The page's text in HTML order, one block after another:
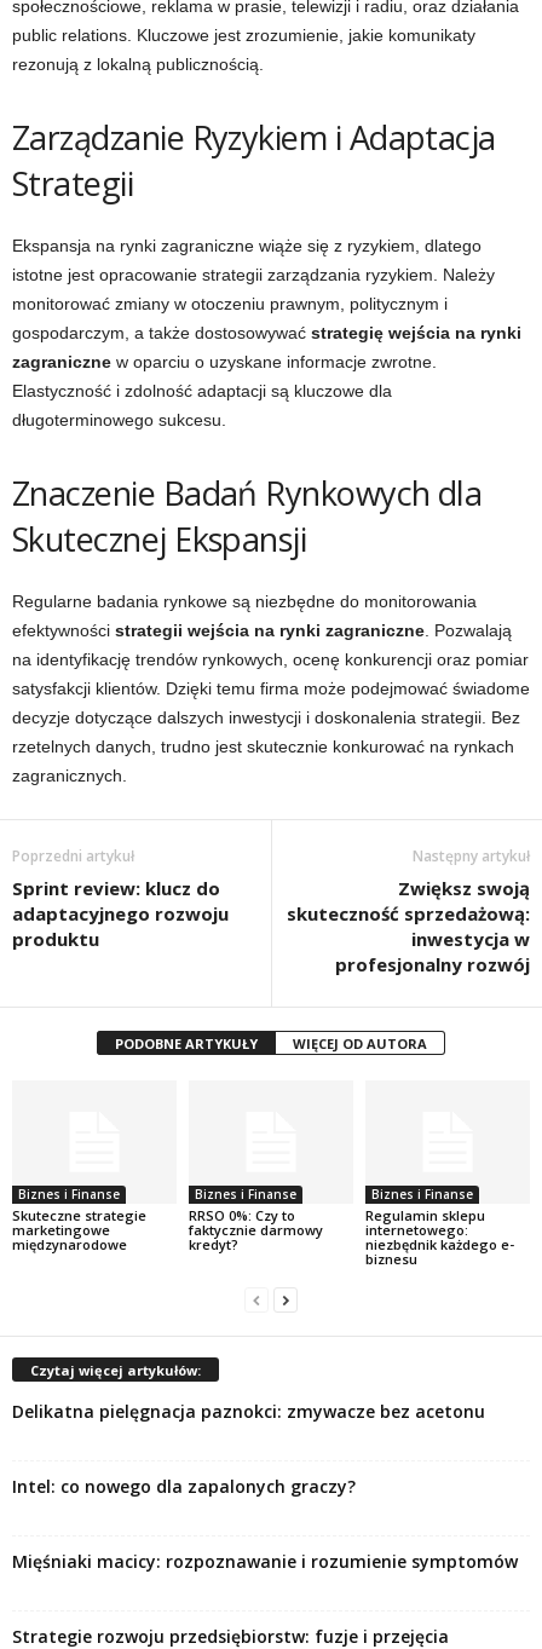
społecznościowe, reklama w prasie, telewizji i radiu, oraz działania
public relations. Kluczowe jest zrozumienie, jakie komunikaty
rezonują z lokalną publicznością.
Zarządzanie Ryzykiem i Adaptacja
Strategii
Ekspansja na rynki zagraniczne wiąże się z ryzykiem, dlatego
istotne jest opracowanie strategii zarządzania ryzykiem. Należy
monitorować zmiany w otoczeniu prawnym, politycznym i
gospodarczym, a także dostosowywać strategię wejścia na rynki
zagraniczne w oparciu o uzyskane informacje zwrotne.
Elastyczność i zdolność adaptacji są kluczowe dla
długoterminowego sukcesu.
Znaczenie Badań Rynkowych dla
Skutecznej Ekspansji
Regularne badania rynkowe są niezbędne do monitorowania
efektywności strategii wejścia na rynki zagraniczne . Pozwalają
na identyfikację trendów rynkowych, ocenę konkurencji oraz pomiar
satysfakcji klientów. Dzięki temu firma może podejmować świadome
decyzje dotyczące dalszych inwestycji i doskonalenia strategii. Bez
rzetelnych danych, trudno jest skutecznie konkurować na rynkach
zagranicznych.
Poprzedni artykuł
Sprint review: klucz do
adaptacyjnego rozwoju
produktu
Następny artykuł
Zwiększ swoją
skuteczność sprzedażową:
inwestycja w
profesjonalny rozwój
PODOBNE ARTYKUŁY WIĘCEJ OD AUTORA
Biznes i Finanse
Skuteczne strategie
marketingowe
międzynarodowe
Biznes i Finanse
RRSO 0%: Czy to
faktycznie darmowy
kredyt?
Biznes i Finanse
Regulamin sklepu
internetowego:
niezbędnik każdego e-
biznesu
Czytaj więcej artykułów:
Delikatna pielęgnacja paznokci: zmywacze bez acetonu
Intel: co nowego dla zapalonych graczy?
Mięśniaki macicy: rozpoznawanie i rozumienie symptomów
Strategie rozwoju przedsiębiorstw: fuzje i przejęcia